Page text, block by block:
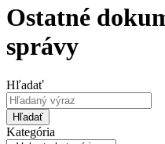
Ostatné
správy
Hľadať
Hľadať
Kategória